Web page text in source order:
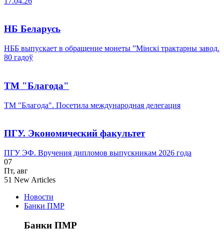
НБ Беларусь
НББ выпускает в обращение монеты ”Мінскі трактарны завод.
80 гадоў
ТМ "Благода"
ТМ "Благода". Посетила международная делегация
ПГУ. Экономический факультет
ПГУ ЭФ. Вручения дипломов выпускникам 2026 года
07
Пт, авг
51 New Articles
Новости
Банки ПМР
Банки ПМР